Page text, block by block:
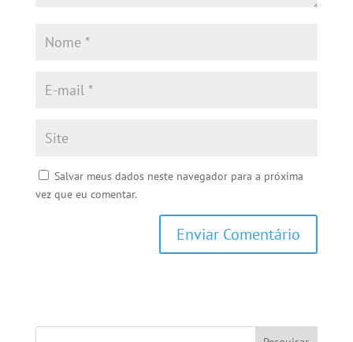
Salvar meus dados neste navegador para a próxima
vez que eu comentar.